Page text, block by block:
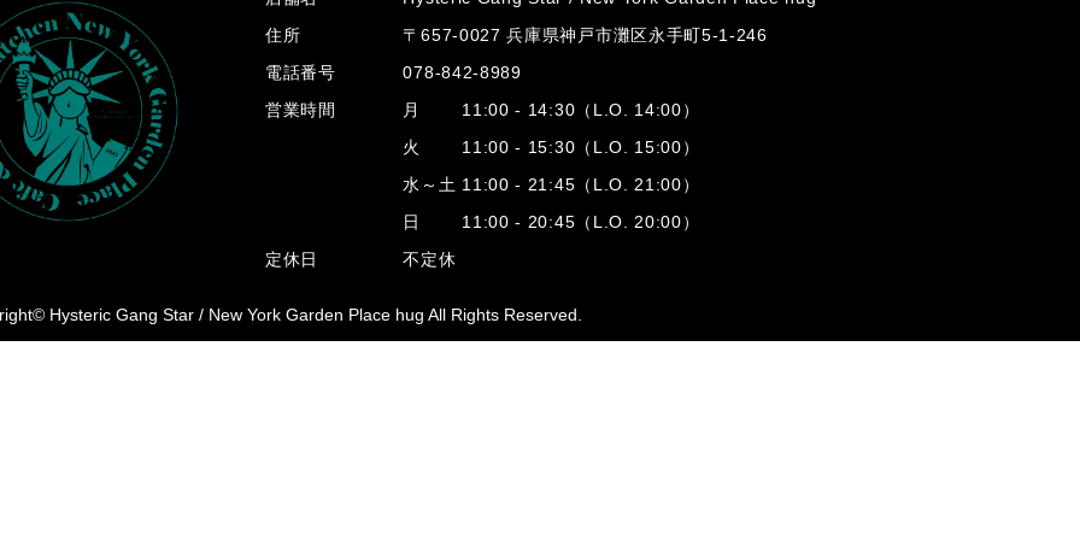
住所
〒657-0027 兵庫県神戸市灘区永手町5-1-246
電話番号
078-842-8989
営業時間
月 11:00 - 14:30（L.O. 14:00）
火 11:00 - 15:30（L.O. 15:00）
水～土 11:00 - 21:45（L.O. 21:00）
日 11:00 - 20:45（L.O. 20:00）
定休日
不定休
Hysteric Gang Star / New York Garden Place hug All Rights Reserved.